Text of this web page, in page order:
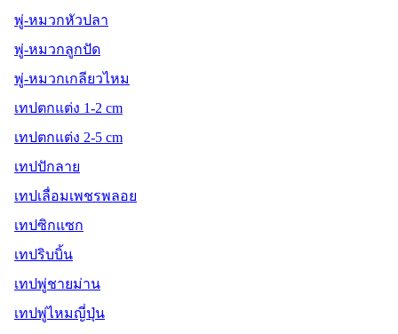
พู่-หมวกหัวปลา
พู่-หมวกลูกปัด
พู่-หมวกเกลียวไหม
เทปตกแต่ง 1-2 cm
เทปตกแต่ง 2-5 cm
เทปปักลาย
เทปเลื่อมเพชรพลอย
เทปซิกแซก
เทปริบบิ้น
เทปพู่ชายม่าน
เทปพู่ไหมญี่ปุ่น